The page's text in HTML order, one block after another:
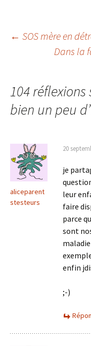
articles
← SOS mère en
Dans la
104 réflexions
bien un peu
aliceparent
stesteurs
20
je
leur
faire
parce
sont
enfin
;-)